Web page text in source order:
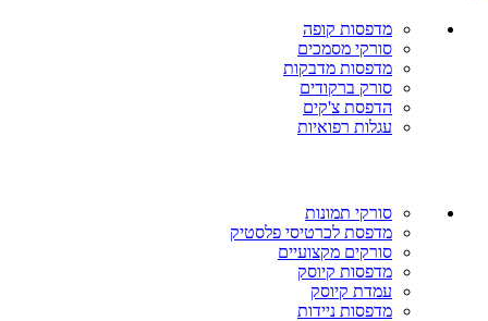
מדפסות קופה
סורקי מסמכים
מדפסות מדבקות
סורק ברקודים
הדפסת צ'קים
עגלות רפואיות
סורקי תמונות
מדפסת לכרטיסי פלסטיק
סורקים מקצועיים
מדפסות קיוסק
עמדת קיוסק
מדפסות ניידות